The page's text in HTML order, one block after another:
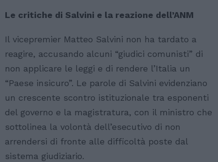
Le critiche di Salvini e la reazione dell’ANM
Il vicepremier Matteo Salvini non ha tardato a
reagire, accusando alcuni “giudici comunisti” di
non applicare le leggi e di rendere l’Italia un
“Paese insicuro”. Le parole di Salvini evidenziano
un crescente scontro istituzionale tra esponenti
del governo e la magistratura, con il ministro che
sottolinea la volontà dell’esecutivo di non
arrendersi di fronte alle difficoltà poste dal
sistema giudiziario.